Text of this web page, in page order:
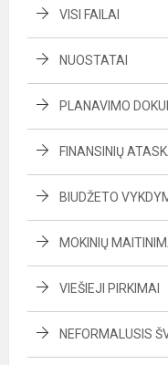
VISI FAILAI
NUOSTATAI
PLANAVIMO
FINANSINIŲ
BIUDŽETO
MOKINIŲ
VIEŠIEJI PIRKIMAI
NEFORMALUSIS